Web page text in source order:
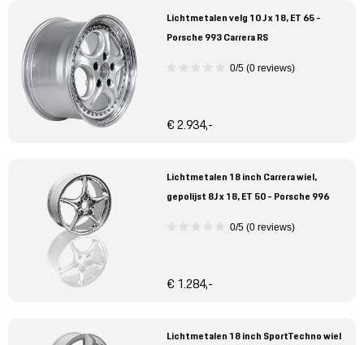
Lichtmetalen velg 10 J x 18, ET 65 -
Porsche 993 Carrera RS
0/5 (0 reviews)
€ 2.934,-
Lichtmetalen 18 inch Carrera wiel,
gepolijst 8J x 18, ET 50 - Porsche 996
0/5 (0 reviews)
€ 1.284,-
Lichtmetalen 18 inch SportTechno wiel